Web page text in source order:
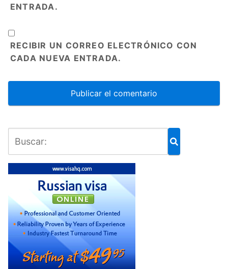
ENTRADA.
RECIBIR UN CORREO ELECTRÓNICO CON
CADA NUEVA ENTRADA.